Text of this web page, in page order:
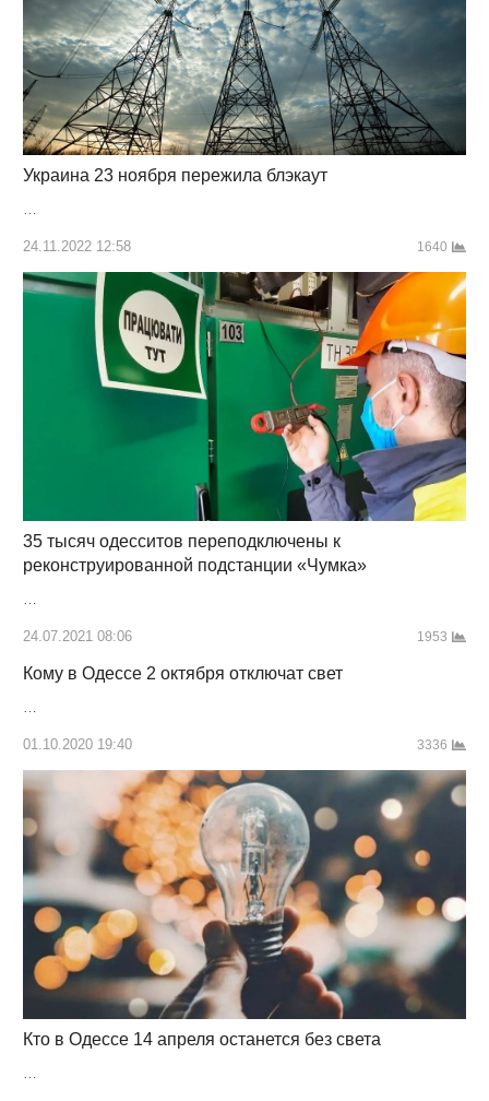
Украина 23 ноября пережила блэкаут
…
24.11.2022 12:58 1640
35 тысяч одесситов переподключены к
реконструированной подстанции «Чумка»
…
24.07.2021 08:06 1953
Кому в Одессе 2 октября отключат свет
…
01.10.2020 19:40 3336
Кто в Одессе 14 апреля останется без света
…